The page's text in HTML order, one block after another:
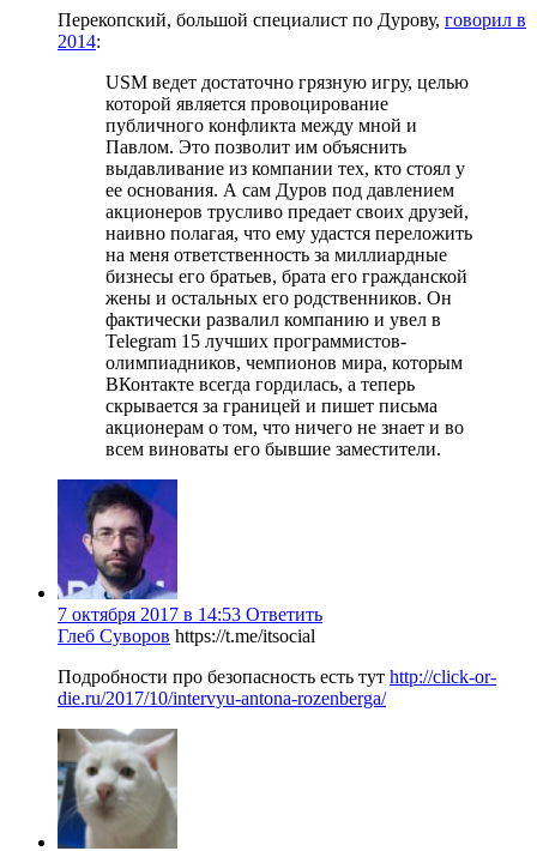
Перекопский, большой специалист по Дурову, говорил в
2014:
USM ведет достаточно грязную игру, целью
которой является провоцирование
публичного конфликта между мной и
Павлом. Это позволит им объяснить
выдавливание из компании тех, кто стоял у
ее основания. А сам Дуров под давлением
акционеров трусливо предает своих друзей,
наивно полагая, что ему удастся переложить
на меня ответственность за миллиардные
бизнесы его братьев, брата его гражданской
жены и остальных его родственников. Он
фактически развалил компанию и увел в
Telegram 15 лучших программистов-
олимпиадников, чемпионов мира, которым
ВКонтакте всегда гордилась, а теперь
скрывается за границей и пишет письма
акционерам о том, что ничего не знает и во
всем виноваты его бывшие заместители.
7 октября 2017 в 14:53 Ответить
Глеб Суворов https://t.me/itsocial
Подробности про безопасность есть тут http://click-or-
die.ru/2017/10/intervyu-antona-rozenberga/